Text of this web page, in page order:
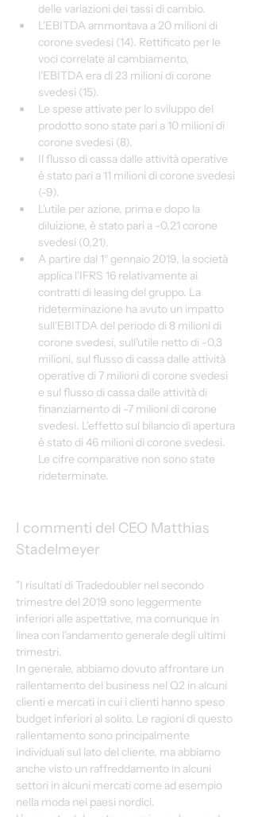
delle variazioni dei tassi di cambio.
L'EBITDA ammontava a 20 milioni di
corone svedesi (14). Rettificato per le
voci correlate al cambiamento,
l'EBITDA era di 23 milioni di corone
svedesi (15).
Le spese attivate per lo sviluppo del
prodotto sono state pari a 10 milioni di
corone svedesi (8).
Il flusso di cassa dalle attività operative
è stato pari a 11 milioni di corone svedesi
(-9).
L'utile per azione, prima e dopo la
diluizione, è stato pari a -0,21 corone
svedesi (0,21).
A partire dal 1° gennaio 2019, la società
applica l'IFRS 16 relativamente ai
contratti di leasing del gruppo. La
rideterminazione ha avuto un impatto
sull'EBITDA del periodo di 8 milioni di
corone svedesi, sull'utile netto di -0,3
milioni, sul flusso di cassa dalle attività
operative di 7 milioni di corone svedesi
e sul flusso di cassa dalle attività di
finanziamento di -7 milioni di corone
svedesi. L'effetto sul bilancio di apertura
è stato di 46 milioni di corone svedesi.
Le cifre comparative non sono state
rideterminate.
I commenti del CEO Matthias
Stadelmeyer
"I risultati di Tradedoubler nel secondo
trimestre del 2019 sono leggermente
inferiori alle aspettative, ma comunque in
linea con l'andamento generale degli ultimi
trimestri.
In generale, abbiamo dovuto affrontare un
rallentamento del business nel Q2 in alcuni
clienti e mercati in cui i clienti hanno speso
budget inferiori al solito. Le ragioni di questo
rallentamento sono principalmente
individuali sul lato del cliente, ma abbiamo
anche visto un raffreddamento in alcuni
settori in alcuni mercati come ad esempio
nella moda nei paesi nordici.